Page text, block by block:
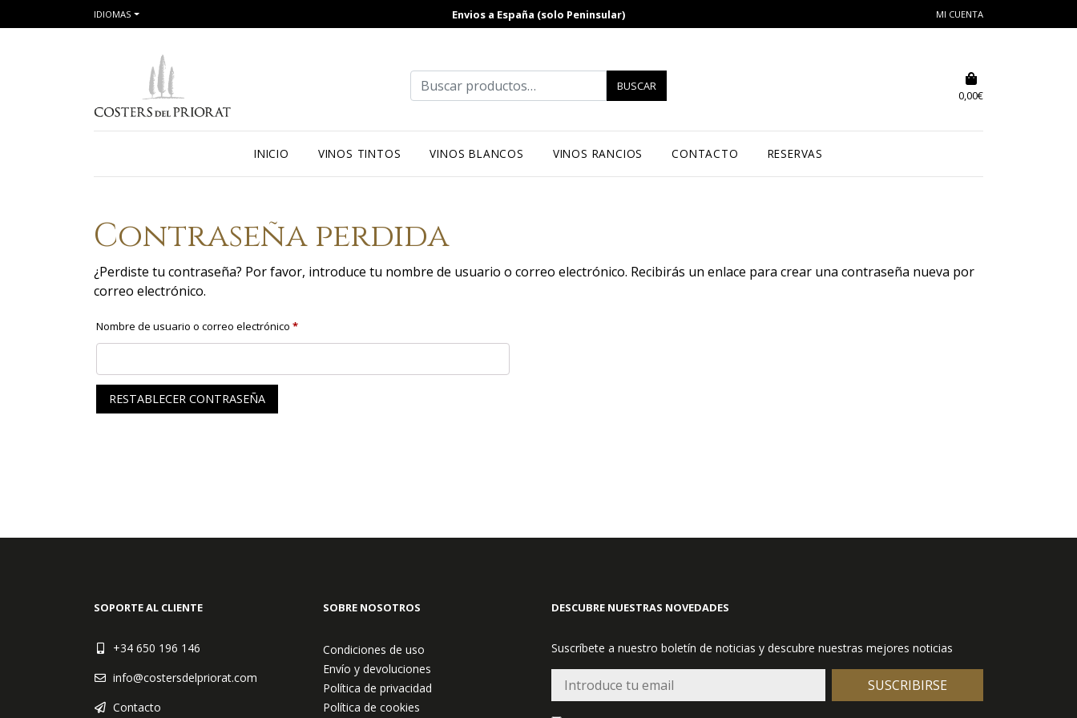
IDIOMAS Envios a España (solo Peninsular) MI CUENTA
INICIO VINOS TINTOS VINOS BLANCOS VINOS RANCIOS CONTACTO RESERVAS
BUSCAR
0,00€
Contraseña perdida
¿Perdiste tu contraseña? Por favor, introduce tu nombre de usuario o correo electrónico. Recibirás un enlace para crear una contraseña nueva por
correo electrónico.
Nombre de usuario o correo electrónico *Obligatorio
RESTABLECER CONTRASEÑA
SOPORTE AL CLIENTE
+34 650 196 146
info@costersdelpriorat.com
Contacto
SOBRE NOSOTROS
Condiciones de uso
Envío y devoluciones
Política de privacidad
Política de cookies
DESCUBRE NUESTRAS NOVEDADES
Suscríbete a nuestro boletín de noticias y descubre nuestras mejores noticias
SUSCRIBIRSE